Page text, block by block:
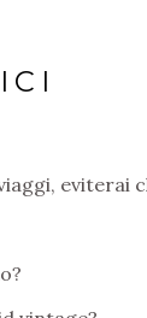
eviterai